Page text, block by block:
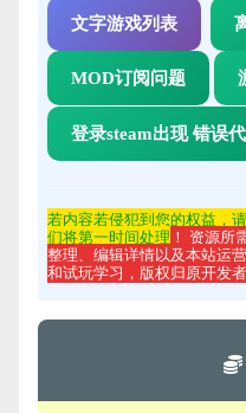
文字游戏列表
MOD订阅问题
登录steam出现 错误
若内容若侵犯到您的权益，
们将第一时间处理 ！ 资源所
整理、编辑详情以及本站运
和试玩学习，版权归原开发者